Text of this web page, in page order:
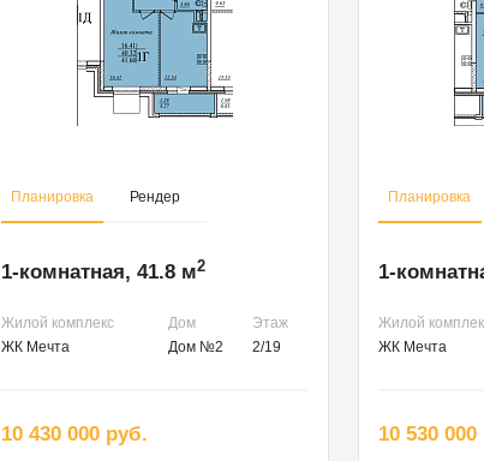
Планировка Рендер
1-комнатная, 41.8 м2
Жилой комплекс Дом
Этаж
ЖК Мечта
Дом №2 2/19
10 430 000 руб.
Планировка
1-
Жилой
ЖК Мечта
10 530 000